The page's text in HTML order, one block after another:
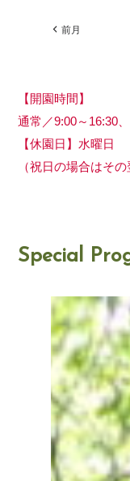
前月
【開園時間】
通常／9:00～16:30
【休園日】水曜日
（祝日の場合はそ
Special